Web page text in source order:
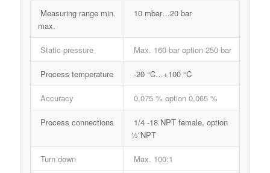
Measuring range min.
max.
10 mbar…20 bar
Static pressure Max. 160 bar option 250 bar
Process temperature -20 °C…+100 °C
Accuracy 0,075 % option 0,065 %
Process connections
1/4 -18 NPT female, option
½”NPT
Turn down Max. 100:1